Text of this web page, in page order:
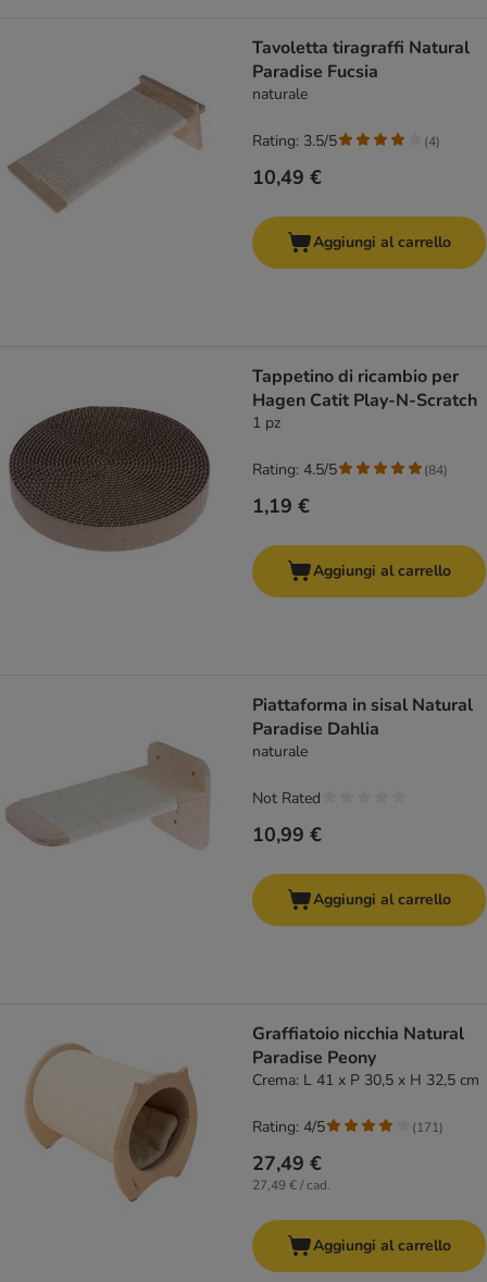
Tavoletta tiragraffi Natural
Paradise Fucsia
naturale
10,49 €
Rating: 3.5/5 (4)
Aggiungi al carrello
Tappetino di ricambio per
Hagen Catit Play-N-Scratch
1 pz
1,19 €
Rating: 4.5/5 (84)
Aggiungi al carrello
Piattaforma in sisal Natural
Paradise Dahlia
naturale
10,99 €
Not Rated
Aggiungi al carrello
Graffiatoio nicchia Natural
Paradise Peony
Crema: L 41 x P 30,5 x H 32,5 cm
27,49 €
27,49 € / cad.
Rating: 4/5 (171)
Aggiungi al carrello